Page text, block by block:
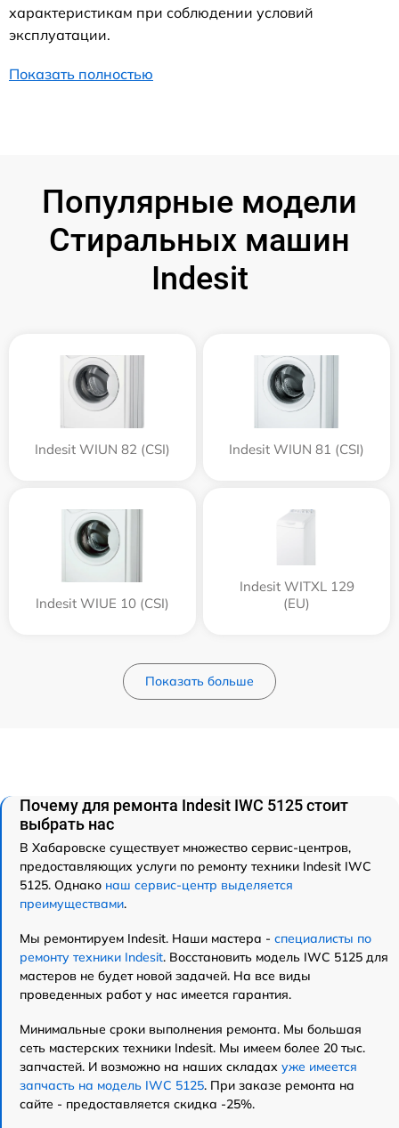
характеристикам при соблюдении условий
эксплуатации.
Показать полностью
Популярные модели
Стиральных машин
Indesit
Indesit WIUN 82 (CSI) Indesit WIUN 81 (CSI)
Indesit WIUE 10 (CSI)
Indesit WITXL 129
(EU)
Показать больше
Почему для ремонта Indesit IWC 5125 стоит
выбрать нас
В Хабаровске существует множество сервис-центров,
предоставляющих услуги по ремонту техники Indesit IWC
5125. Однако наш сервис-центр выделяется
преимуществами.
Мы ремонтируем Indesit. Наши мастера - специалисты по
ремонту техники Indesit. Восстановить модель IWC 5125 для
мастеров не будет новой задачей. На все виды
проведенных работ у нас имеется гарантия.
Минимальные сроки выполнения ремонта. Мы большая
сеть мастерских техники Indesit. Мы имеем более 20 тыс.
запчастей. И возможно на наших складах уже имеется
запчасть на модель IWC 5125. При заказе ремонта на
сайте - предоставляется скидка -25%.